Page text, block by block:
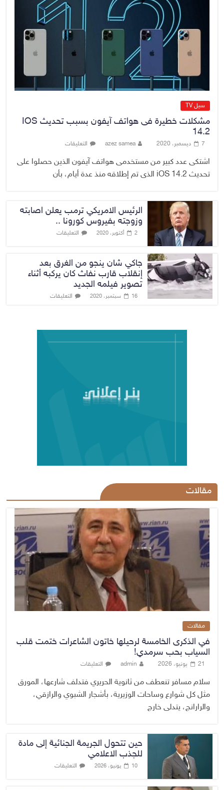
7 أغسطس، 2026 No Comment
محكمة أمريكية تلزم “ميتا” بدفع
567 مليون دولار
7 أغسطس، 2026 No Comment
سيل TV
مشكلات خطيرة فى هواتف آيفون بسبب تحديث IOS
14.2
7 ديسمبر، 2020 azez samea التعليقات
اشتكى عدد كبير من مستخدمى هواتف آيفون الذين حصلوا على
تحديث iOS 14.2 الذى تم إطلاقه منذ عدة أيام، بأن
الرئيس الامريكي ترمب يعلن اصابته
وزوجته بفيروس كورونا ..
2 أكتوبر، 2020 التعليقات
جاكي شان ينجو من الغرق بعد
إنقلاب قارب نفاث كان يركبه أثناء
تصوير فيلمه الجديد
16 سبتمبر، 2020 التعليقات
مقالات
مقالات
في الذكرى الخامسة لرحيلها خاتون الشاعرات ختمت قلب
السياب بحب سرمدي!
21 يونيو، 2026 admin التعليقات
سلام مسافر تنعطف من ثانوية الحريري فتدلف شارعها، المورق
مثل كل شوارع وساحات الوزيرية، بأشجار الشبوي والرازقي،
والرارانج، يتدلى خارج
حين تتحول الجريمة الجنائية إلى مادة
للجذب الاعلامي
10 يونيو، 2026 التعليقات